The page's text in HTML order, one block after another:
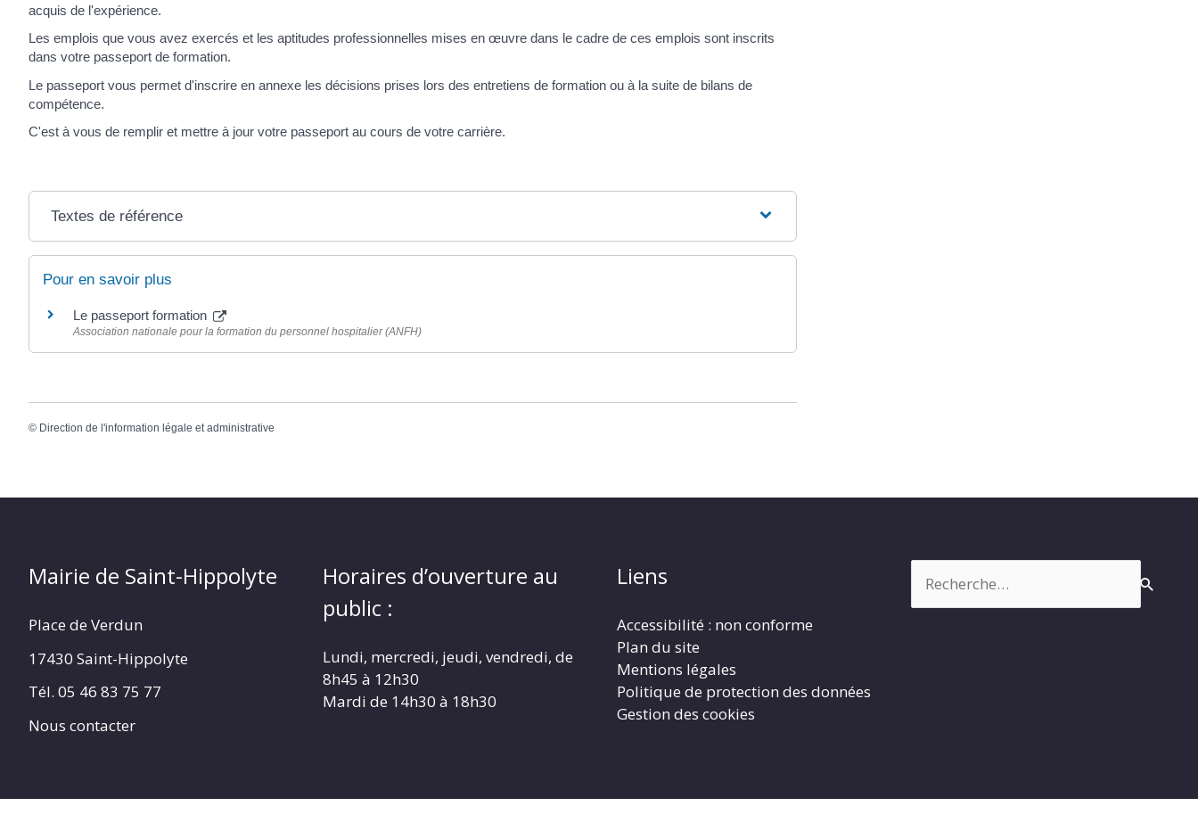
acquis de l'expérience.
Les emplois que vous avez exercés et les aptitudes professionnelles mises en œuvre dans le cadre de ces emplois sont inscrits
dans votre passeport de formation.
Le passeport vous permet d'inscrire en annexe les décisions prises lors des entretiens de formation ou à la suite de bilans de
compétence.
C'est à vous de remplir et mettre à jour votre passeport au cours de votre carrière.
Textes de référence
Pour en savoir plus
Le passeport formation
Association nationale pour la formation du personnel hospitalier (ANFH)
© Direction de l'information légale et administrative
Mairie de Saint-Hippolyte
Place de Verdun
17430 Saint-Hippolyte
Tél. 05 46 83 75 77
Nous contacter
Horaires d’ouverture au
public :
Lundi, mercredi, jeudi, vendredi, de
8h45 à 12h30
Mardi de 14h30 à 18h30
Liens
Accessibilité : non conforme
Plan du site
Mentions légales
Politique de protection des données
Gestion des cookies